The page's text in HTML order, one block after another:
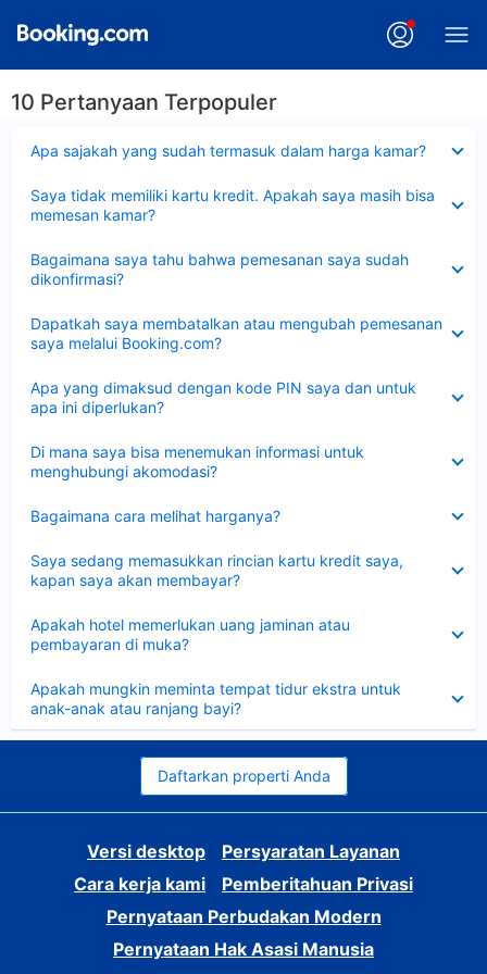
10 Pertanyaan Terpopuler
Apa sajakah yang sudah termasuk dalam harga kamar?
Saya tidak memiliki kartu kredit. Apakah saya masih bisa
memesan kamar?
Bagaimana saya tahu bahwa pemesanan saya sudah
dikonfirmasi?
Dapatkah saya membatalkan atau mengubah pemesanan
saya melalui Booking.com?
Apa yang dimaksud dengan kode PIN saya dan untuk
apa ini diperlukan?
Di mana saya bisa menemukan informasi untuk
menghubungi akomodasi?
Bagaimana cara melihat harganya?
Saya sedang memasukkan rincian kartu kredit saya,
kapan saya akan membayar?
Apakah hotel memerlukan uang jaminan atau
pembayaran di muka?
Apakah mungkin meminta tempat tidur ekstra untuk
anak-anak atau ranjang bayi?
Daftarkan properti Anda
Versi desktop
Persyaratan Layanan
Cara kerja kami
Pemberitahuan Privasi
Pernyataan Perbudakan Modern
Pernyataan Hak Asasi Manusia